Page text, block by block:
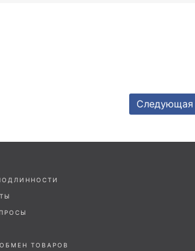
Следующая
ТОВАРОВ